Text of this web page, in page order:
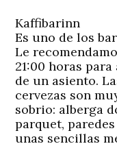
Kaffibarinn
Es uno de los
Le
21:00 horas
de un asiento.
cervezas son
sobrio: alberga
parquet,
unas sencillas